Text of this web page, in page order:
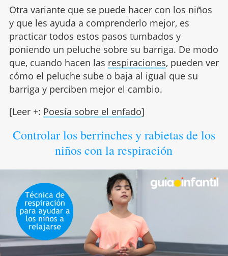
Otra variante que se puede hacer con los niños
y que les ayuda a comprenderlo mejor, es
practicar todos estos pasos tumbados y
poniendo un peluche sobre su barriga. De modo
que, cuando hacen las respiraciones, pueden ver
cómo el peluche sube o baja al igual que su
barriga y perciben mejor el cambio.
[Leer +: Poesía sobre el enfado]
Controlar los berrinches y rabietas de los
niños con la respiración